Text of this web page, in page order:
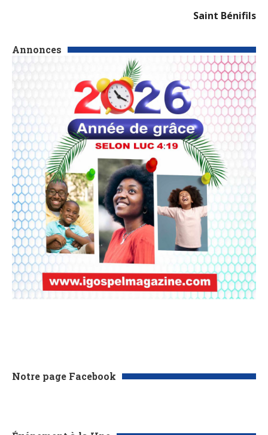
Annonces
Notre page Facebook
Saint Bénifils